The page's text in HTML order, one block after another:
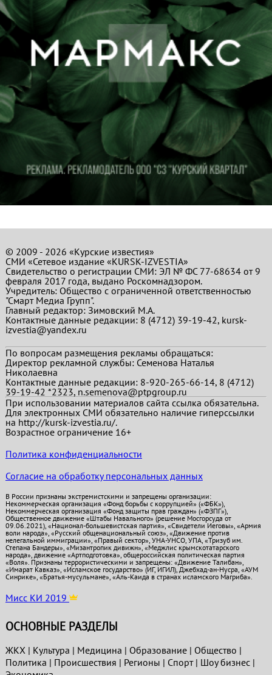
© 2009 - 2026 «Курские известия»
СМИ «Сетевое издание «KURSK-IZVESTIA»
Свидетельство о регистрации СМИ: ЭЛ № ФС 77-68634 от 9
февраля 2017 года, выдано Роскомнадзором.
Учредитель: Общество с ограниченной ответственностью
"Смарт Медиа Групп".
Главный редактор:Зимовский М.А.
Контактные данные редакции: 8 (4712) 39-19-42, kursk-
izvestia@yandex.ru
По вопросам размещения рекламы обращаться:
Директор рекламной службы: Семенова Наталья
Николаевна
Контактные данные редакции: 8-920-265-66-14, 8 (4712)
39-19-42 *2323, n.semenova@ptpgroup.ru
При использовании материалов сайта ссылка обязательна.
Для электронных СМИ обязательно наличие гиперссылки
на http://kursk-izvestia.ru/.
Возрастное ограничение 16+
Политика конфиденциальности
Согласие на обработку персональных данных
В России признаны экстремистскими и запрещены организации:
Некоммерческая организация «Фонд борьбы с коррупцией» («ФБК»),
Некоммерческая организация «Фонд защиты прав граждан» («ФЗПГ»),
Общественное движение «Штабы Навального» (решение Мосгорсуда от
09.06.2021), «Национал-большевистская партия», «Свидетели Иеговы», «Армия
воли народа», «Русский общенациональный союз», «Движение против
нелегальной иммиграции», «Правый сектор», УНА-УНСО, УПА, «Тризуб им.
Степана Бандеры», «Мизантропик дивижн», «Меджлис крымскотатарского
народа», движение «Артподготовка», общероссийская политическая партия
«Воля». Признаны террористическими и запрещены: «Движение Талибан»,
«Имарат Кавказ», «Исламское государство» (ИГ, ИГИЛ), Джебхад-ан-Нусра, «АУМ
Синрике», «Братья-мусульмане», «Аль-Каида в странах исламского Магриба».
Мисс КИ 2019
ОСНОВНЫЕ РАЗДЕЛЫ
ЖКХ| Культура | Медицина | Образование| Общество |
Политика | Проиcшествия | Регионы | Спорт| Шоу бизнес|